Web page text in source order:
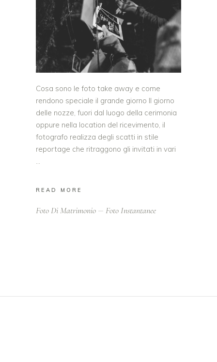
Cosa sono le foto take away e come
rendono speciale il grande giorno Il giorno
delle nozze, fuori dal luogo della cerimonia
oppure nella location del ricevimento, il
fotografo realizza degli scatti in stile
reportage che ritraggono gli invitati in vari
READ MORE
Foto Di Matrimonio Foto Instantanee